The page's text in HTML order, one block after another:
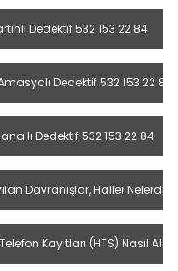
Dedektif 532 153 22 84
Dedektif 532 153 22 84
lı Dedektif 532 153 22 84
Davranışlar, Haller Nelerdir?
Kayıtları (HTS) Nasıl Alınır?